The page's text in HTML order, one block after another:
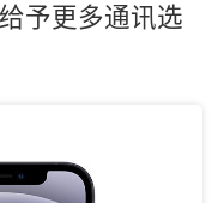
予更多通讯选